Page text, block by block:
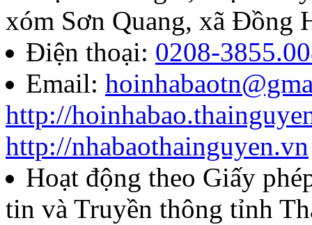
báo chí Huỳnh Thúc
năm 2026
Lượt xem:285 | lượt tải:105
85/QĐ-HNB
Quyết định về việc công
năm 2026 của Hội Nhà
xóm Sơn Quang, xã Đồng
Điện thoại: 0208-
Email:
http://
http://nhabaothainguyen.vn
Hoạt động theo Giấy
tin và Truyền thông tỉnh